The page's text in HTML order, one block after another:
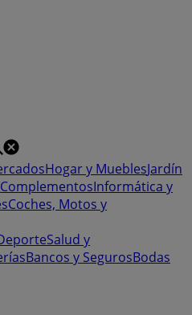
Hogar y MueblesJardín
Informática y
Coches, Motos y
Salud y
Bancos y SegurosBodas